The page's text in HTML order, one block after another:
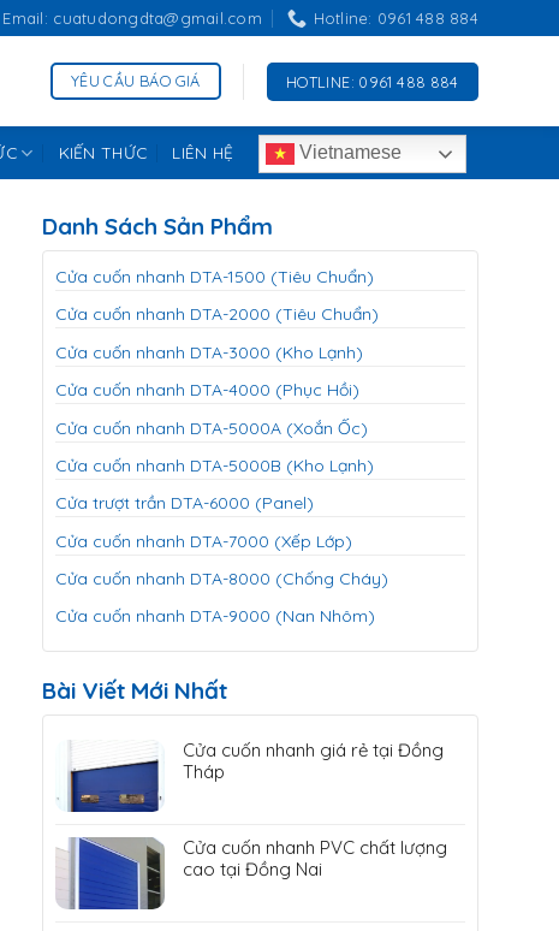
Email: cuatudongdta@gmail.com Hotline: 0961 488 884
YÊU CẦU BÁO GIÁ HOTLINE: 0961 488 884
KIẾN THỨC LIÊN HỆ Vietnamese
Danh Sách Sản Phẩm
Cửa cuốn nhanh DTA-1500 (Tiêu Chuẩn)
Cửa cuốn nhanh DTA-2000 (Tiêu Chuẩn)
Cửa cuốn nhanh DTA-3000 (Kho Lạnh)
Cửa cuốn nhanh DTA-4000 (Phục Hồi)
Cửa cuốn nhanh DTA-5000A (Xoắn Ốc)
Cửa cuốn nhanh DTA-5000B (Kho Lạnh)
Cửa trượt trần DTA-6000 (Panel)
Cửa cuốn nhanh DTA-7000 (Xếp Lớp)
Cửa cuốn nhanh DTA-8000 (Chống Cháy)
Cửa cuốn nhanh DTA-9000 (Nan Nhôm)
Bài Viết Mới Nhất
Cửa cuốn nhanh giá rẻ tại Đồng
Tháp
Cửa cuốn nhanh PVC chất lượng
cao tại Đồng Nai